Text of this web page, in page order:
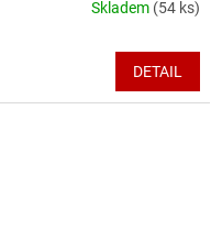
Skladem (54 ks)
DETAIL